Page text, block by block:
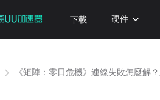
下載 硬件
《矩陣：零日危機》連線失敗怎麼解